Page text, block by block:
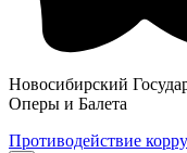
Новосибирский
Оперы и Балета
Противодействие